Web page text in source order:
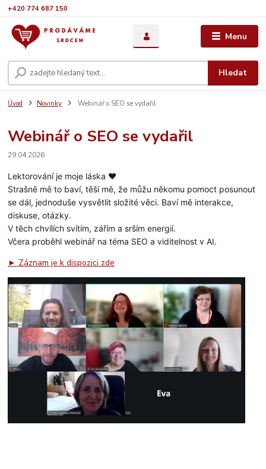
Menu
Hledat
+420 774 687 150
Úvod Novinky Webinář o SEO se vydařil
Webinář o SEO se vydařil
29.04.2026
Lektorování je moje láska ❤️
Strašně mě to baví, těší mě, že můžu někomu pomoct posunout
se dál, jednoduše vysvětlit složité věci. Baví mě interakce,
diskuse, otázky.
V těch chvílích svítím, zářím a srším energií.
Včera proběhl webinář na téma SEO a viditelnost v AI.
► Záznam je k dispozici zde